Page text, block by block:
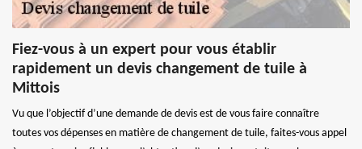
Fiez-vous à un expert pour vous établir
rapidement un devis changement de tuile à
Mittois
Vu que l’objectif d’une demande de devis est de vous faire connaître
toutes vos dépenses en matière de changement de tuile, faites-vous appel